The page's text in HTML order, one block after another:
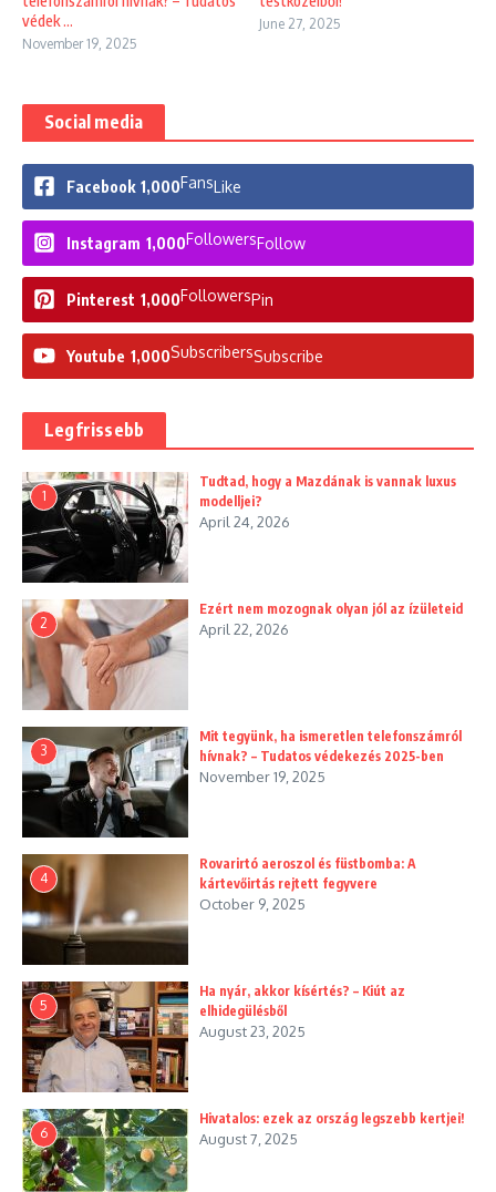
védek ...
November 19, 2025
June 27, 2025
Social media
Facebook 1,000FansLike
Instagram 1,000FollowersFollow
Pinterest 1,000FollowersPin
Youtube 1,000SubscribersSubscribe
Legfrissebb
1
Tudtad, hogy a Mazdának is vannak luxus
modelljei?
April 24, 2026
2
Ezért nem mozognak olyan jól az ízületeid
April 22, 2026
3
Mit tegyünk, ha ismeretlen telefonszámról
hívnak? – Tudatos védekezés 2025-ben
November 19, 2025
4
Rovarirtó aeroszol és füstbomba: A
kártevőirtás rejtett fegyvere
October 9, 2025
5
Ha nyár, akkor kísértés? – Kiút az
elhidegülésből
August 23, 2025
6
Hivatalos: ezek az ország legszebb kertjei!
August 7, 2025